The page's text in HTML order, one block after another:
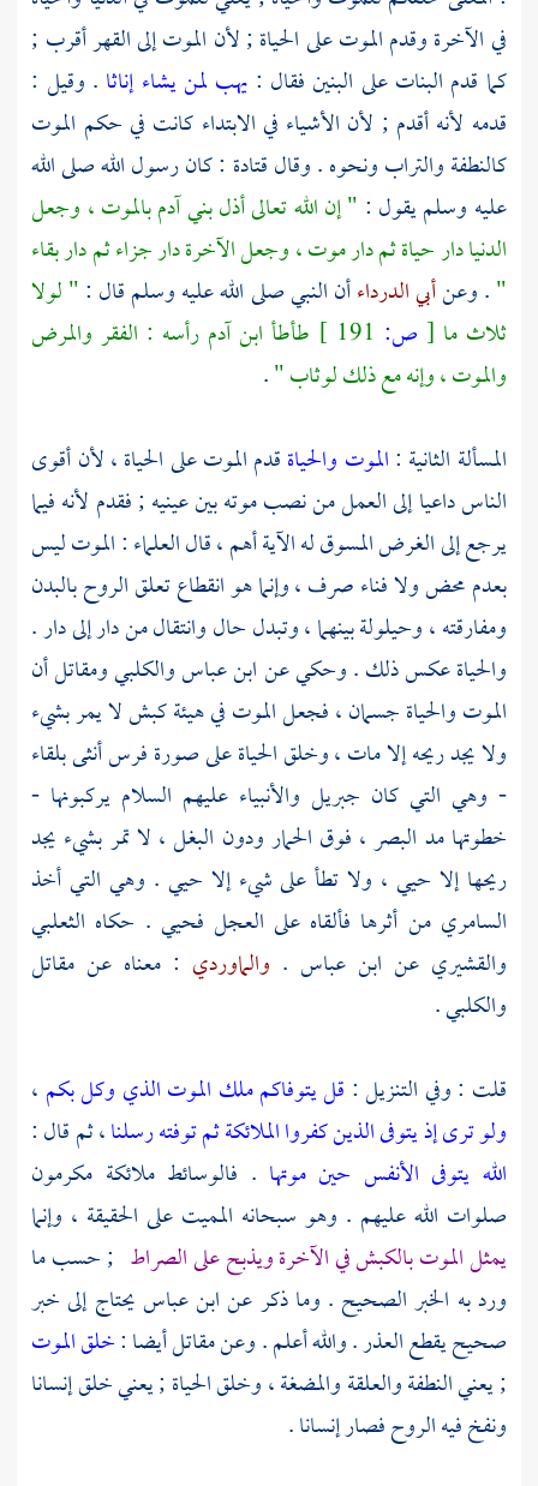
في الآخرة وقدم الموت على الحياة ; لأن الموت إلى القهر أقرب ;
كما قدم البنات على البنين فقال : يهب لمن يشاء إناثا . وقيل :
قدمه لأنه أقدم ; لأن الأشياء في الابتداء كانت في حكم الموت
كالنطفة والتراب ونحوه . وقالقتادة : كان رسول الله صلى الله
عليه وسلم يقول : " إن الله تعالى أذل بني آدم بالموت ، وجعل
الدنيا دار حياة ثم دار موت ، وجعل الآخرة دار جزاء ثم دار بقاء
". وعنأبي الدرداءأن النبي صلى الله عليه وسلم قال :" لولا
ثلاث ما [ ص:
طأطأ ابن آدم رأسه : الفقر والمرض
والموت ، وإنه مع ذلك لوثاب ".
المسألة الثانية :الموت والحياةقدم الموت على الحياة ، لأن أقوى
الناس داعيا إلى العمل من نصب موته بين عينيه ; فقدم لأنه فيما
يرجع إلى الغرض المسوق له الآية أهم ، قال العلماء : الموت ليس
بعدم محض ولا فناء صرف ، وإنما هو انقطاع تعلق الروح بالبدن
ومفارقته ، وحيلولة بينهما ، وتبدل حال وانتقال من دار إلى دار .
والحياة عكس ذلك . وحكي عنابن عباسوالكلبيومقاتلأن
الموت والحياة جسمان ، فجعل الموت في هيئة كبش لا يمر بشيء
ولا يجد ريحه إلا مات ، وخلق الحياة على صورة فرس أنثى بلقاء
- وهي التي كان جبريل والأنبياء عليهم السلام يركبونها -
خطوتها مد البصر ، فوق الحمار ودون البغل ، لا تمر بشيء يجد
ريحها إلا حيي ، ولا تطأ على شيء إلا حيي . وهي التي أخذ
السامريمن أثرها فألقاه على العجل فحيي . حكاه الثعلبي
والقشيريعن ابن عباس . والماوردي : معناه عن مقاتل
والكلبي.
قلت : وفي التنزيل : قل يتوفاكم ملك الموت الذي وكل بكم ،
ولو ترى إذ يتوفى الذين كفروا الملائكةثم توفته رسلنا، ثم قال :
الله يتوفى الأنفس حين موتها . فالوسائط ملائكة مكرمون
صلوات الله عليهم . وهو سبحانه المميت على الحقيقة ، وإنما
يمثل الموت بالكبش في الآخرة ويذبح على الصراط ; حسب ما
ورد به الخبر الصحيح . وما ذكر عنابن عباسيحتاج إلى خبر
صحيح يقطع العذر . والله أعلم . وعنمقاتلأيضا :خلق الموت
; يعني النطفة والعلقة والمضغة ، وخلق الحياة ; يعني خلق إنسانا
ونفخ فيه الروح فصار إنسانا .